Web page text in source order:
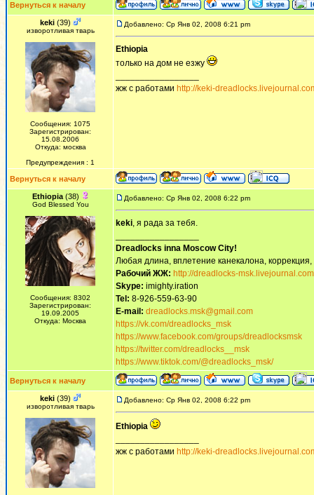
Вернуться к началу
keki (39)
изворотливая тварь
Сообщения: 1075
Зарегистрирован:
15.08.2006
Откуда: москва
Предупреждения : 1
Добавлено: Ср Янв 02, 2008 6:21 pm
Ethiopia
только на дом не езжу
жж с работами http://keki-
Вернуться к началу
Ethiopia(38)
God Blessed You
Сообщения: 8302
Зарегистрирован:
19.09.2005
Откуда: Москва
Добавлено: Ср Янв 02, 2008 6:22 pm
keki, я рада за тебя.
Dreadlocks inna Moscow Сity!
Любая длина, вплетение канекалона,
Рабочий ЖЖ: http://dreadlocks-
Skype: imighty.iration
Tel: 8-926-559-63-90
E-mail: dreadlocks.msk@gmail.com
https://vk.com/dreadlocks_msk
https://www.facebook.com/groups/dreadlocksmsk
https://twitter.com/dreadlocks__msk
https://www.tiktok.com/@dreadlocks_msk/
Вернуться к началу
keki (39)
изворотливая тварь
Добавлено: Ср Янв 02, 2008 6:22 pm
Ethiopia
жж с работами http://keki-